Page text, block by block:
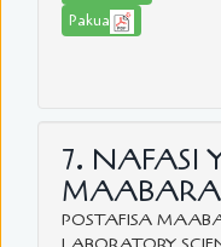
Pakua
7. NAFASI
POSTAFISA